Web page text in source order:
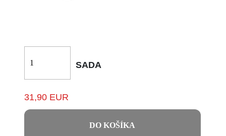
SADA
31,90 EUR
DO KOŠÍKA